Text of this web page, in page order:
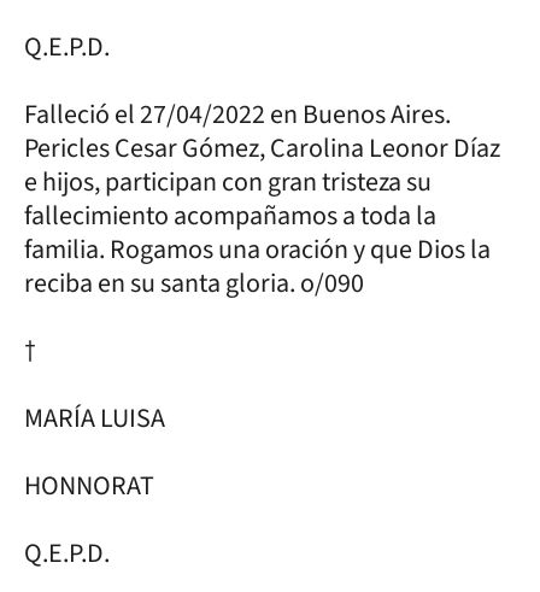
Q.E.P.D.
Falleció el 27/04/2022 en Buenos Aires.
Pericles Cesar Gómez, Carolina Leonor Díaz
e hijos, participan con gran tristeza su
fallecimiento acompañamos a toda la
familia. Rogamos una oración y que Dios la
reciba en su santa gloria. o/090
†
MARÍA LUISA
HONNORAT
Q.E.P.D.